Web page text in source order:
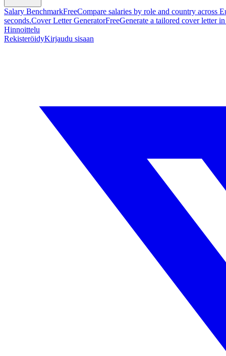
Salary BenchmarkFreeCompare salaries by role and country across
seconds.Cover Letter GeneratorFreeGenerate a tailored cover letter
Hinnoittelu
RekisteröidyKirjaudu sisaan